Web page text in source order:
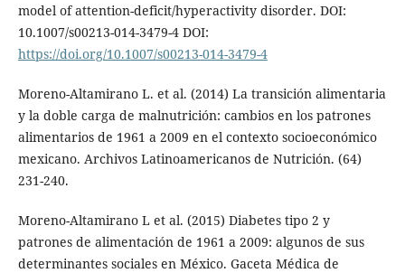
model of attention-deficit/hyperactivity disorder. DOI:
10.1007/s00213-014-3479-4 DOI:
https://doi.org/10.1007/s00213-014-3479-4
Moreno-Altamirano L. et al. (2014) La transición alimentaria
y la doble carga de malnutrición: cambios en los patrones
alimentarios de 1961 a 2009 en el contexto socioeconómico
mexicano. Archivos Latinoamericanos de Nutrición. (64)
231-240.
Moreno-Altamirano L et al. (2015) Diabetes tipo 2 y
patrones de alimentación de 1961 a 2009: algunos de sus
determinantes sociales en México. Gaceta Médica de